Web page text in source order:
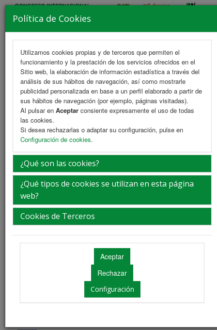
Política de Cookies
Utilizamos cookies propias y de terceros que permiten el
funcionamiento y la prestación de los servicios ofrecidos en el
Sitio web, la elaboración de información estadística a través del
análisis de sus hábitos de navegación, así como mostrarle
publicidad personalizada en base a un perfil elaborado a partir de
sus hábitos de navegación (por ejemplo, páginas visitadas).
Al pulsar en Aceptar consiente expresamente el uso de todas
las cookies.
Si desea rechazarlas o adaptar su configuración, pulse en
Configuración de cookies.
¿Qué son las cookies?
¿Qué tipos de cookies se utilizan en esta página
web?
Cookies de Terceros
Configuración
MENU
Secretaría Técnica